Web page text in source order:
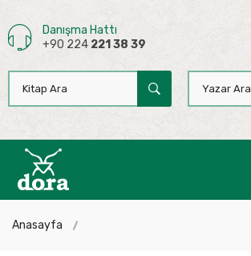
Danışma Hattı
+90 224 221 38 39
Anasayfa